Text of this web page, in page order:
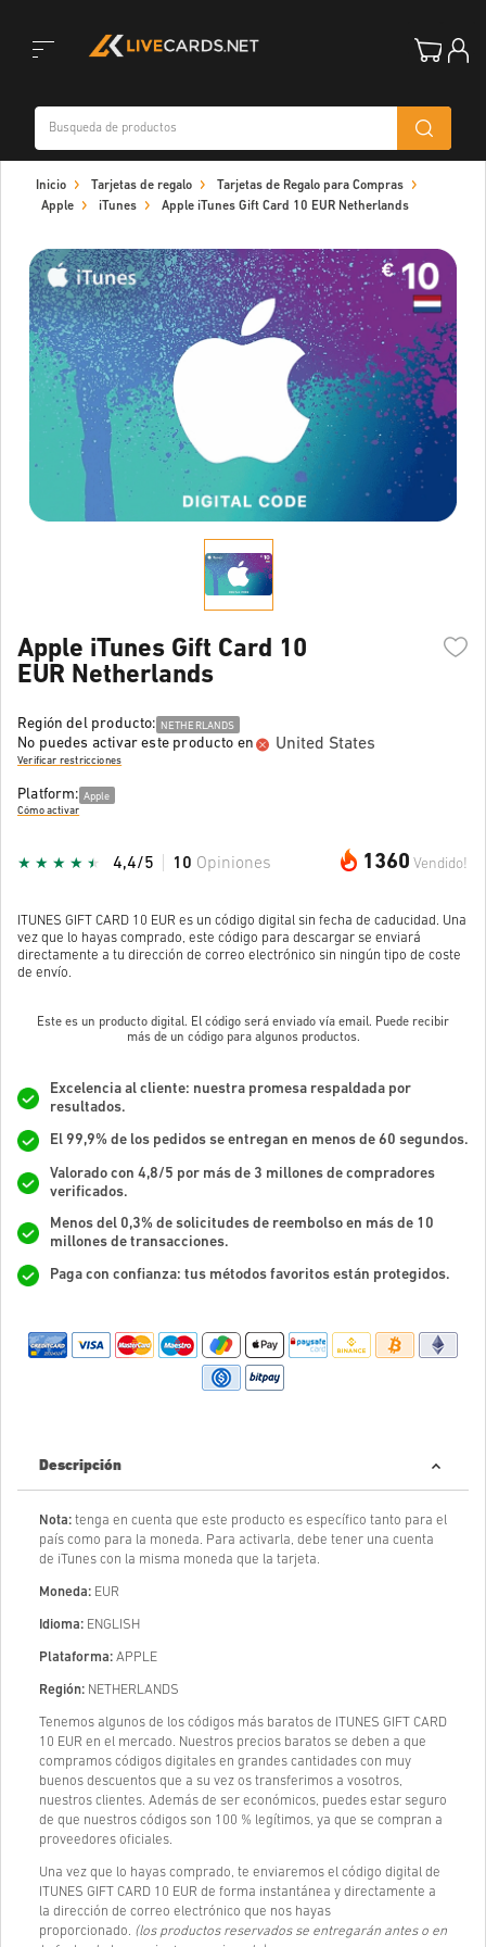
navigation
Inicio Tarjetas de regalo
Tarjetas de Regalo para Compras
Apple
iTunes Apple iTunes Gift Card 10 EUR Netherlands
Apple iTunes Gift Card 10
EUR Netherlands
Región del producto: NETHERLANDS
No puedes activar este producto en United States
Verificar restricciones
Platform: Apple
Cómo activar
1360 Vendido!
4,4/5 10 Opiniones
ITUNES GIFT CARD 10 EUR es un código digital sin fecha de caducidad. Una
vez que lo hayas comprado, este código para descargar se enviará
directamente a tu dirección de correo electrónico sin ningún tipo de coste
de envío.
Este es un producto digital. El código será enviado vía email. Puede recibir
más de un código para algunos productos.
Excelencia al cliente: nuestra promesa respaldada por
resultados.
El 99,9% de los pedidos se entregan en menos de 60 segundos.
Valorado con 4,8/5 por más de 3 millones de compradores
verificados.
Menos del 0,3% de solicitudes de reembolso en más de 10
millones de transacciones.
Paga con confianza: tus métodos favoritos están protegidos.
Descripción
Nota: tenga en cuenta que este producto es específico tanto para el
país como para la moneda. Para activarla, debe tener una cuenta
de iTunes con la misma moneda que la tarjeta.
Moneda: EUR
Idioma: ENGLISH
Plataforma: APPLE
Región: NETHERLANDS
Tenemos algunos de los códigos más baratos de ITUNES GIFT CARD
10 EUR en el mercado. Nuestros precios baratos se deben a que
compramos códigos digitales en grandes cantidades con muy
buenos descuentos que a su vez os transferimos a vosotros,
nuestros clientes. Además de ser económicos, puedes estar seguro
de que nuestros códigos son 100 % legítimos, ya que se compran a
proveedores oficiales.
Una vez que lo hayas comprado, te enviaremos el código digital de
ITUNES GIFT CARD 10 EUR de forma instantánea y directamente a
la dirección de correo electrónico que nos hayas
proporcionado. (los productos reservados se entregarán antes o en